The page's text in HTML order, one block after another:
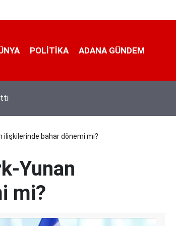
POLİTİKA ADANA GÜNDEM
ilişkilerinde bahar dönemi mi?
Yunan
mi?